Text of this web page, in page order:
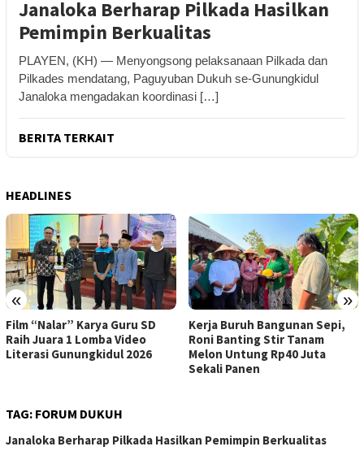
Janaloka Berharap Pilkada Hasilkan
Pemimpin Berkualitas
PLAYEN, (KH) — Menyongsong pelaksanaan Pilkada dan
Pilkades mendatang, Paguyuban Dukuh se-Gunungkidul
Janaloka mengadakan koordinasi […]
BERITA TERKAIT
HEADLINES
« »
Kerja Buruh Bangunan Sepi,
Roni Banting Stir Tanam
Melon Untung Rp40 Juta
ASI Lancar, Ibu Lebih Tenang:
RSUD Wonosari Dampingi Ibu
Hamil dan Menyusui
TAG: FORUM DUKUH
Janaloka Berharap Pilkada Hasilkan Pemimpin Berkualitas